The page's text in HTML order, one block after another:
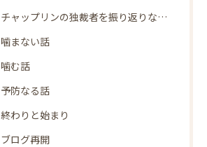
チャップリンの独裁者を振り返りながら
噛まない話
噛む話
予防なる話
終わりと始まり
ブログ再開